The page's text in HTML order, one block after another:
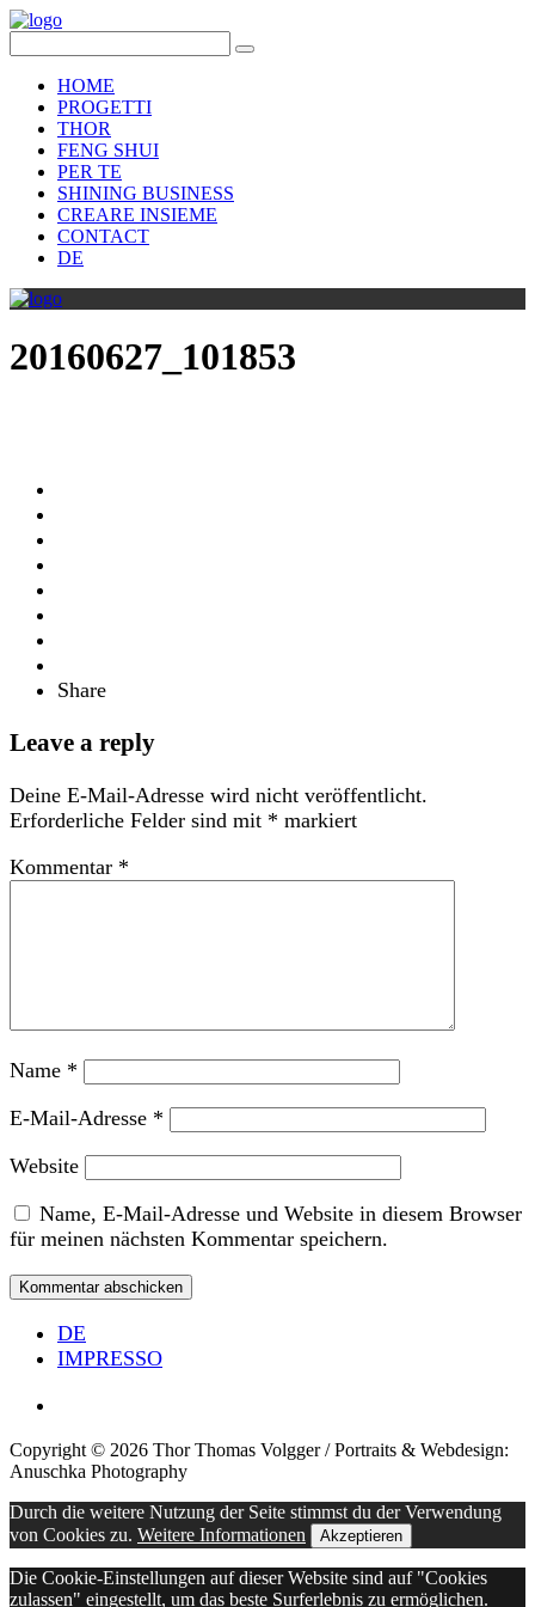
HOME
PROGETTI
THOR
FENG SHUI
PER TE
SHINING BUSINESS
CREARE INSIEME
CONTACT
DE
20160627_101853
Share
Leave a reply
Deine E-Mail-Adresse wird nicht veröffentlicht.
Erforderliche Felder sind mit * markiert
Kommentar *
Name *
E-Mail-Adresse *
Website
Name, E-Mail-Adresse und Website in diesem Browser
für meinen nächsten Kommentar speichern.
DE
IMPRESSO
Copyright © 2026 Thor Thomas Volgger / Portraits & Webdesign:
Anuschka Photography
Durch die weitere Nutzung der Seite stimmst du der Verwendung
von Cookies zu. Weitere Informationen Akzeptieren
Die Cookie-Einstellungen auf dieser Website sind auf "Cookies
zulassen" eingestellt, um das beste Surferlebnis zu ermöglichen.